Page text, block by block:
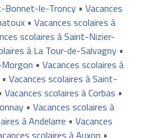
Bonnet-le-Troncy• Vacances
• Vacances scolaires à
scolaires à Saint-Nizier-
à La Tour-de-Salvagny•
• Vacances scolaires à
• Vacances scolaires à Saint-
Vacances scolaires à Corbas •
• Vacances scolaires à
à Andelarre • Vacances
scolaires à Auxon •